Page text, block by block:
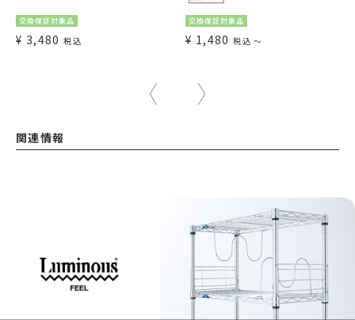
交換保証対象品
¥ 3,480 税込
交換保証対象品
¥ 1,480 税込 〜
関連情報